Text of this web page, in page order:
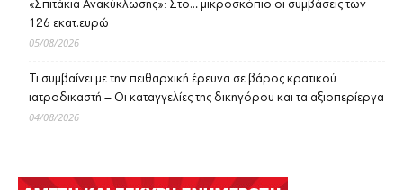
«Σπιτάκια Ανακύκλωσης»: Στο… μικροσκόπιο οι συμβάσεις των
126 εκατ.ευρώ
05/08/2026
Τι συμβαίνει με την πειθαρχική έρευνα σε βάρος κρατικού
ιατροδικαστή – Οι καταγγελίες της δικηγόρου και τα αξιοπερίεργα
04/08/2026